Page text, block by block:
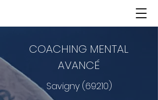
COACHING MENTAL
AVANCÉ
Savigny (69210)